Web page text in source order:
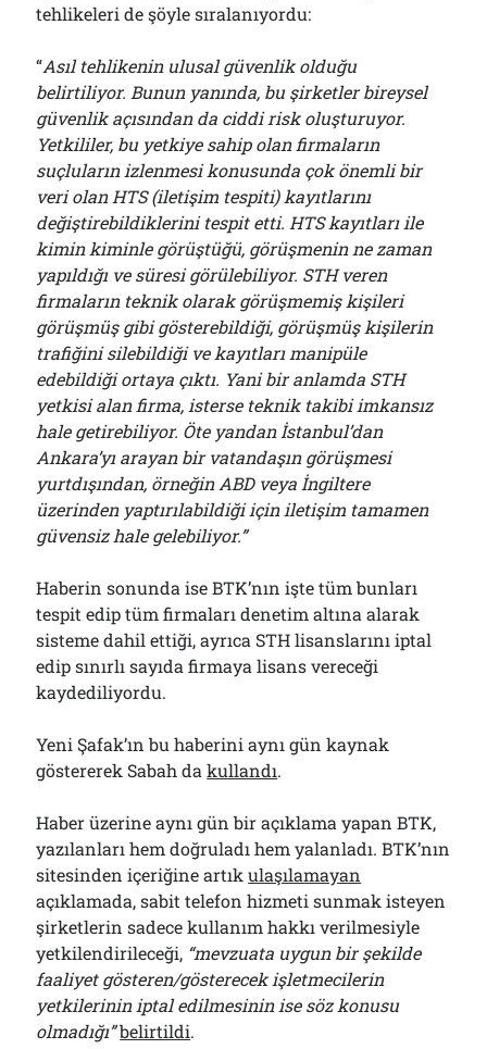
tehlikeleri de şöyle sıralanıyordu:
“Asıl tehlikenin ulusal güvenlik olduğu
belirtiliyor. Bunun yanında, bu şirketler bireysel
güvenlik açısından da ciddi risk oluşturuyor.
Yetkililer, bu yetkiye sahip olan firmaların
suçluların izlenmesi konusunda çok önemli bir
veri olan HTS (iletişim tespiti) kayıtlarını
değiştirebildiklerini tespit etti. HTS kayıtları ile
kimin kiminle görüştüğü, görüşmenin ne zaman
yapıldığı ve süresi görülebiliyor. STH veren
firmaların teknik olarak görüşmemiş kişileri
görüşmüş gibi gösterebildiği, görüşmüş kişilerin
trafiğini silebildiği ve kayıtları manipüle
edebildiği ortaya çıktı. Yani bir anlamda STH
yetkisi alan firma, isterse teknik takibi imkansız
hale getirebiliyor. Öte yandan İstanbul’dan
Ankara’yı arayan bir vatandaşın görüşmesi
yurtdışından, örneğin ABD veya İngiltere
üzerinden yaptırılabildiği için iletişim tamamen
güvensiz hale gelebiliyor.”
Haberin sonunda ise BTK’nın işte tüm bunları
tespit edip tüm firmaları denetim altına alarak
sisteme dahil ettiği, ayrıca STH lisanslarını iptal
edip sınırlı sayıda firmaya lisans vereceği
kaydediliyordu.
Yeni Şafak’ın bu haberini aynı gün kaynak
göstererek Sabah dakullandı.
Haber üzerine aynı gün bir açıklama yapan BTK,
yazılanları hem doğruladı hem yalanladı. BTK’nın
sitesinden içeriğine artıkulaşılamayan
açıklamada, sabit telefon hizmeti sunmak isteyen
şirketlerin sadece kullanım hakkı verilmesiyle
yetkilendirileceği, “mevzuata uygun bir şekilde
faaliyet gösteren/gösterecek işletmecilerin
yetkilerinin iptal edilmesinin ise söz konusu
olmadığı”belirtildi.